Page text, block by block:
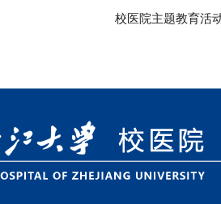
校医院主题教育活